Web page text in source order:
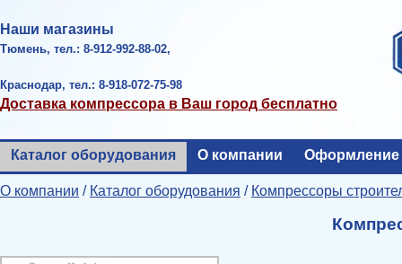
Наши магазины
Тюмень, тел.: 8-912-992-88-02,
Краснодар, тел.: 8-918-072-75-98
Доставка компрессора в Ваш город бесплатно
Каталог оборудования О компании Оформление
О компании / Каталог оборудования / Компрессоры